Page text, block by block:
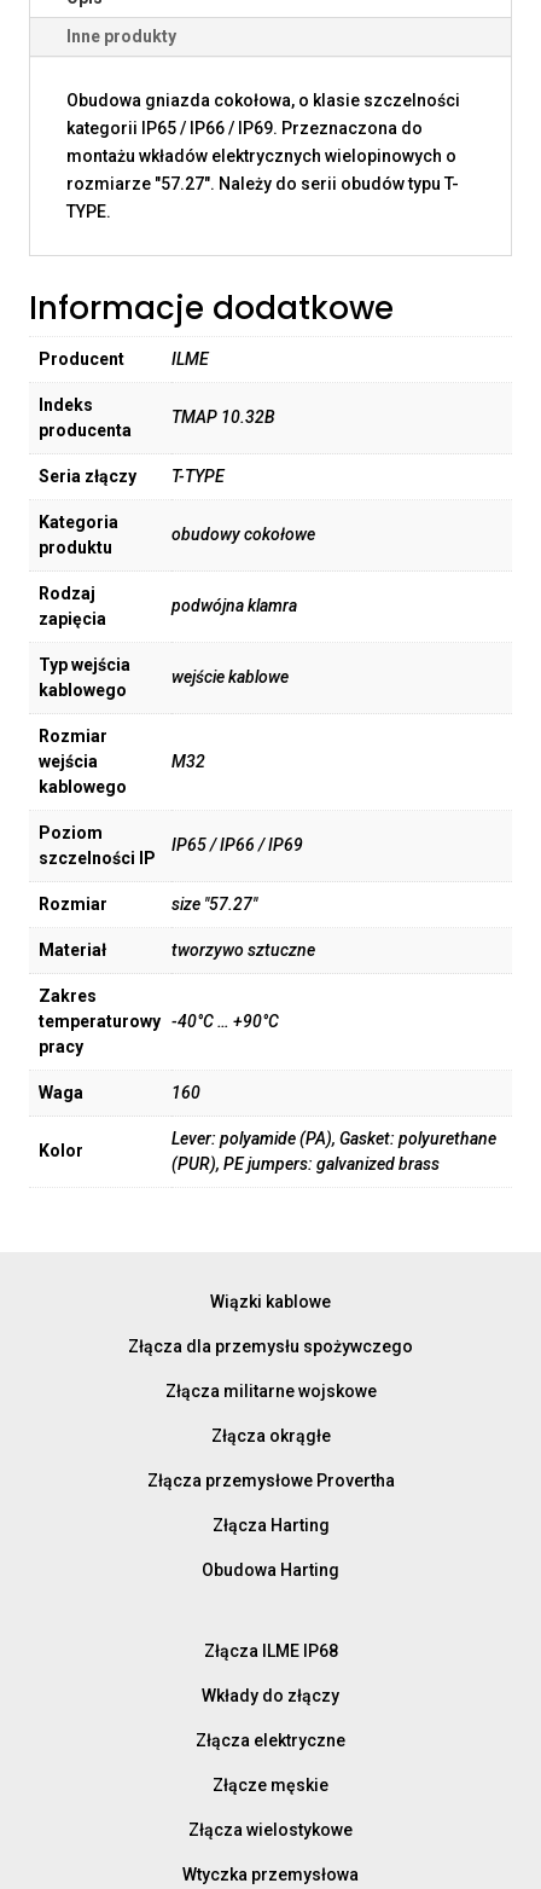
Inne produkty
Obudowa gniazda cokołowa, o klasie szczelności
kategorii IP65 / IP66 / IP69. Przeznaczona do
montażu wkładów elektrycznych wielopinowych o
rozmiarze "57.27". Należy do serii obudów typu T-
TYPE.
Informacje dodatkowe
Producent ILME
Indeks
producenta
TMAP 10.32B
Seria złączy T-TYPE
Kategoria
produktu
obudowy cokołowe
Rodzaj
zapięcia
podwójna klamra
Typ wejścia
kablowego
wejście kablowe
Rozmiar
wejścia
kablowego
M32
Poziom
szczelności IP
IP65 / IP66 / IP69
Rozmiar size "57.27"
Materiał tworzywo sztuczne
Zakres
temperaturowy
pracy
-40°C … +90°C
Waga 160
Kolor
Lever: polyamide (PA), Gasket: polyurethane
(PUR), PE jumpers: galvanized brass
Wiązki kablowe
Złącza dla przemysłu spożywczego
Złącza militarne wojskowe
Złącza okrągłe
Złącza przemysłowe Provertha
Złącza Harting
Obudowa Harting
Złącza ILME IP68
Wkłady do złączy
Złącza elektryczne
Złącze męskie
Złącza wielostykowe
Wtyczka przemysłowa